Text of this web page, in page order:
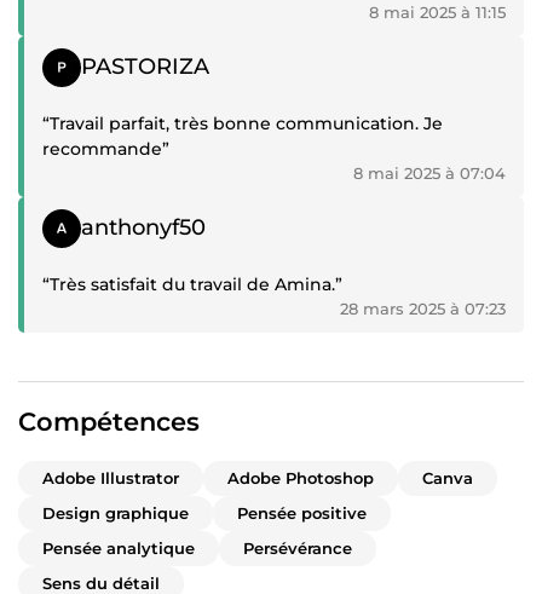
8 mai 2025 à 11:15
Témoignage positif
PASTORIZA
“Travail parfait, très bonne communication. Je
recommande”
8 mai 2025 à 07:04
Témoignage positif
anthonyf50
“Très satisfait du travail de Amina.”
28 mars 2025 à 07:23
Compétences
Adobe Illustrator Adobe Photoshop
Canva
Design graphique
Pensée positive
Pensée analytique
Persévérance
Sens du détail